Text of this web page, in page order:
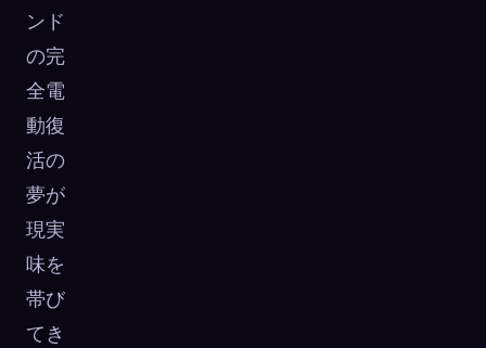
ンド
の完
全電
動復
活の
夢が
現実
味を
帯び
てき